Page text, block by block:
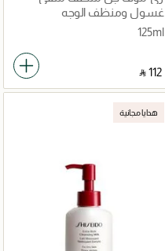
غسول ومنظف الوجه
125ml
‎ ⃁ ⁦112⁩ ‎
هدايا مجانية